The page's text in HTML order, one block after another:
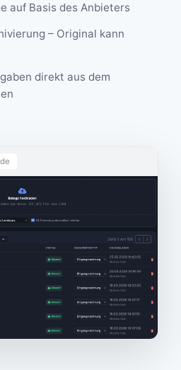
auf Basis des Anbieters
– Original kann
direkt aus dem